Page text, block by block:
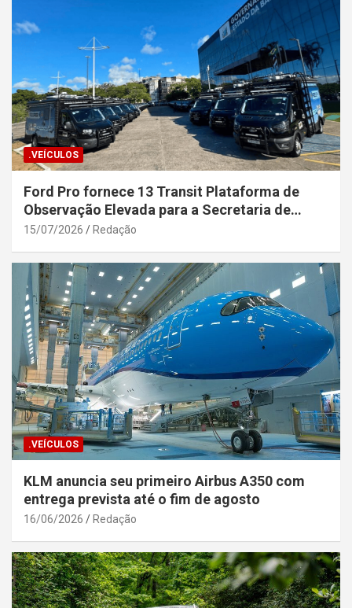
.VEÍCULOS
Ford Pro fornece 13 Transit Plataforma de
Observação Elevada para a Secretaria de
Segurança Pública da Bahia
15/07/2026 Redação
.VEÍCULOS
KLM anuncia seu primeiro Airbus A350 com
entrega prevista até o fim de agosto
16/06/2026 Redação